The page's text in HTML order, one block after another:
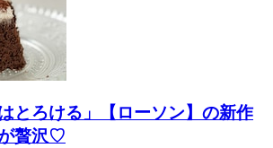
とろける」【ローソン】の新作
贅沢♡